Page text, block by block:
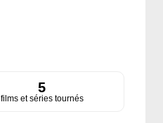
5
films et séries tournés